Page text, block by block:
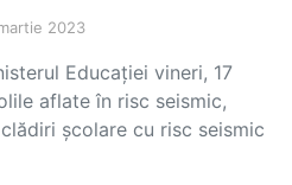
2023
Educației vineri, 17
aflate în risc seismic,
școlare cu risc seismic